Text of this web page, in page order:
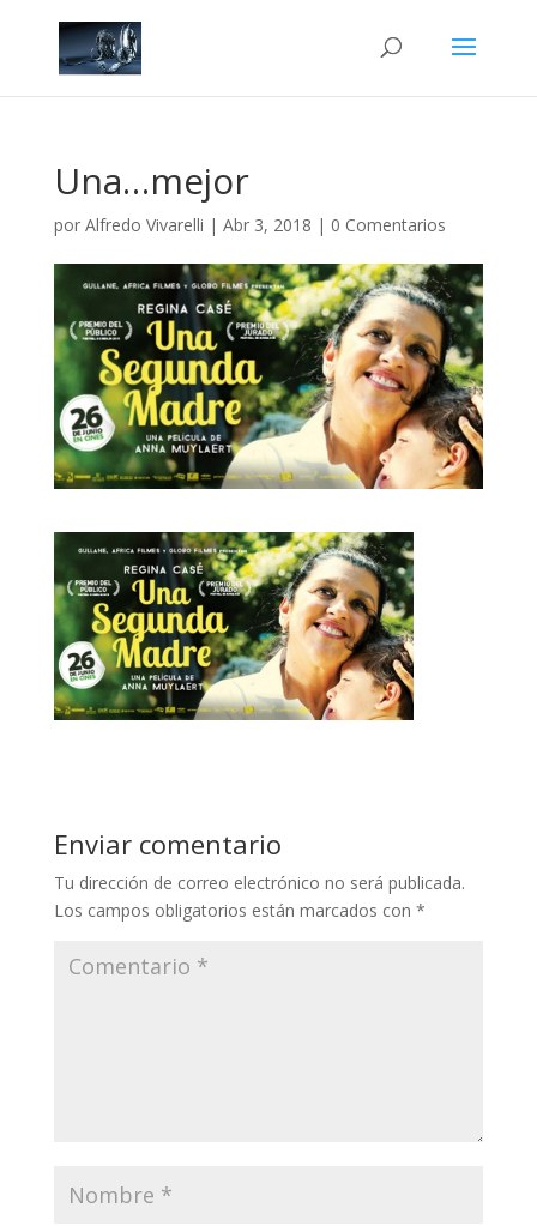
Una…mejor
por Alfredo Vivarelli | Abr 3, 2018 | 0 Comentarios
Enviar comentario
Tu dirección de correo electrónico no será publicada.
Los campos obligatorios están marcados con *